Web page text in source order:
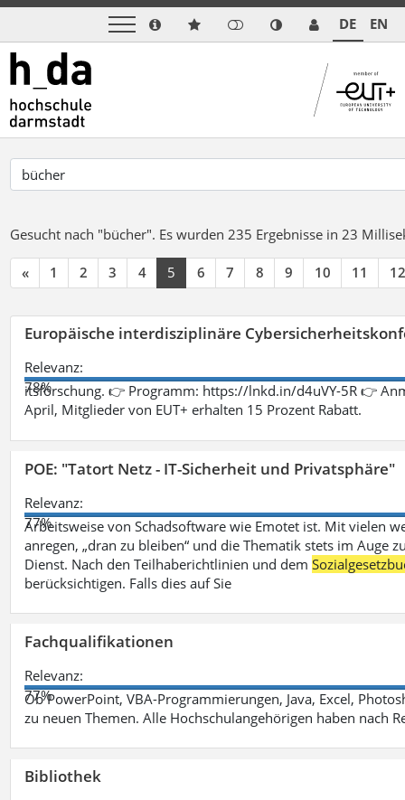
DE EN
Gesucht nach "bücher". Es wurden 235 Ergebnisse in 23
« 1 2 3 4 5 6 7 8 9 10 11 12
Europäische interdisziplinäre
Relevanz:
78%
itsforschung. 👉 Programm: https://lnkd.in/d4uVY-5R 👉
April, Mitglieder von EUT+ erhalten 15 Prozent Rabatt.
POE: "Tatort Netz - IT-Sicherheit und Privatsphäre"
Relevanz:
77%
Arbeitsweise von Schadsoftware wie Emotet ist. Mit vielen
anregen, „dran zu bleiben“ und die Thematik stets im
Dienst. Nach den Teilhaberichtlinien und dem
berücksichtigen. Falls dies auf Sie
Fachqualifikationen
Relevanz:
77%
Ob PowerPoint, VBA-Programmierungen, Java, Excel,
zu neuen Themen. Alle Hochschulangehörigen haben nach
Bibliothek